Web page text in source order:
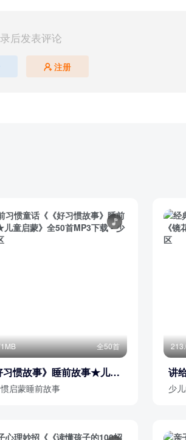
后发表评论
注册
全50首
习惯故事》睡前故事★儿童
启蒙睡前故事
讲
缘》
少